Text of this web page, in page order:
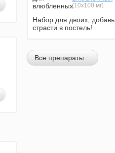
(10х100 мг)
Набор для двоих, добавь
страсти в постель!
Все препараты